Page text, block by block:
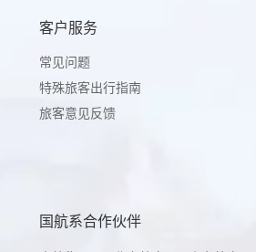
客户服务
常见问题
特殊旅客出行指南
旅客意见反馈
国航系合作伙伴